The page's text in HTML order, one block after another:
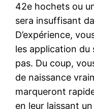
42e hochets ou
sera insuffisant
D’expérience,
les application du
pas. Du coup,
de naissance
marqueront
en leur laissant